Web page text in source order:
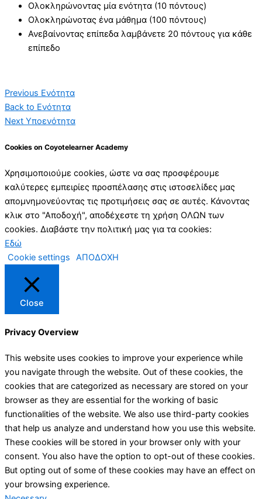
Ολοκληρώνοντας μία ενότητα (10 πόντους)
Ολοκληρώνοτας ένα μάθημα (100 πόντους)
Ανεβαίνοντας επίπεδα λαμβάνετε 20 πόντους για κάθε
επίπεδο
Previous Ενότητα
Back to Ενότητα
Next Υποενότητα
Cookies on Coyotelearner Academy
Χρησιμοποιούμε cookies, ώστε να σας προσφέρουμε
καλύτερες εμπειρίες προσπέλασης στις ιστοσελίδες μας
απομνημονεύοντας τις προτιμήσεις σας σε αυτές. Κάνοντας
κλικ στο "Αποδοχή", αποδέχεστε τη χρήση ΟΛΩΝ των
cookies. Διαβάστε την πολιτική μας για τα cookies:
Εδώ
Cookie settings
ΑΠΟΔΟΧΗ
Close
Privacy Overview
This website uses cookies to improve your experience while
you navigate through the website. Out of these cookies, the
cookies that are categorized as necessary are stored on your
browser as they are essential for the working of basic
functionalities of the website. We also use third-party cookies
that help us analyze and understand how you use this website.
These cookies will be stored in your browser only with your
consent. You also have the option to opt-out of these cookies.
But opting out of some of these cookies may have an effect on
your browsing experience.